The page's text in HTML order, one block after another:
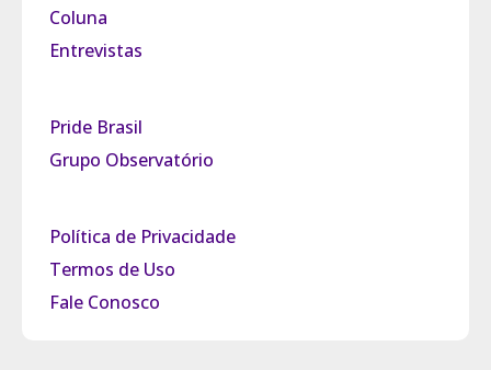
Coluna
Entrevistas
Pride Brasil
Grupo Observatório
Política de Privacidade
Termos de Uso
Fale Conosco